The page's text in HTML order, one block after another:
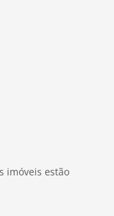
imóveis estão